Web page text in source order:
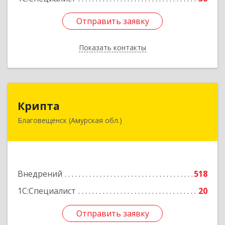
Отправить заявку
Показать контакты
Отправить заявку
Назад
Крипта
Благовещенск (Амурская обл.)
Внедрений
518
1С:Специалист
20
Отправить заявку
675000, Амурская обл, Благовещенск г,
Отправить заявку